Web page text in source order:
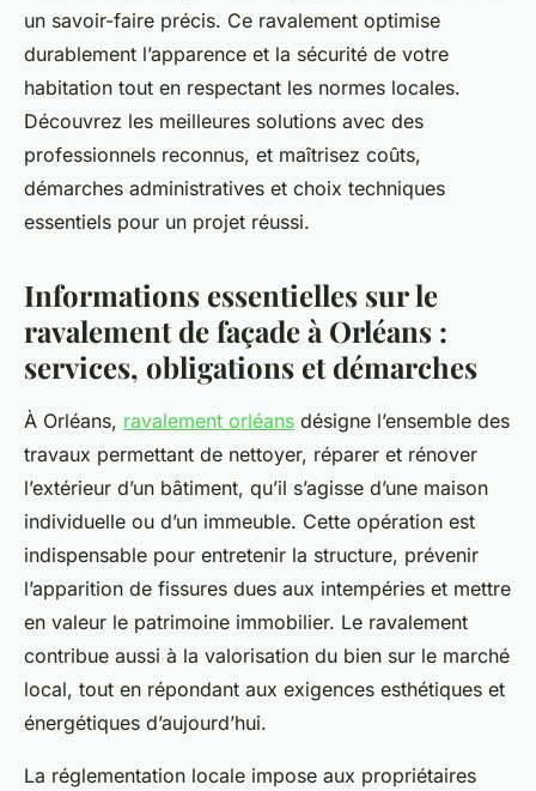
un savoir-faire précis. Ce ravalement optimise
durablement l’apparence et la sécurité de votre
habitation tout en respectant les normes locales.
Découvrez les meilleures solutions avec des
professionnels reconnus, et maîtrisez coûts,
démarches administratives et choix techniques
essentiels pour un projet réussi.
Informations essentielles sur le
ravalement de façade à Orléans :
services, obligations et démarches
À Orléans, ravalement orléans désigne l’ensemble des
travaux permettant de nettoyer, réparer et rénover
l’extérieur d’un bâtiment, qu’il s’agisse d’une maison
individuelle ou d’un immeuble. Cette opération est
indispensable pour entretenir la structure, prévenir
l’apparition de fissures dues aux intempéries et mettre
en valeur le patrimoine immobilier. Le ravalement
contribue aussi à la valorisation du bien sur le marché
local, tout en répondant aux exigences esthétiques et
énergétiques d’aujourd’hui.
La réglementation locale impose aux propriétaires